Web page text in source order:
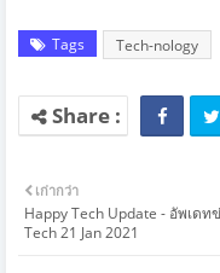
Tags Tech-nology
เก่ากว่า
Happy Tech Update - อัพเดท
Tech 21 Jan 2021